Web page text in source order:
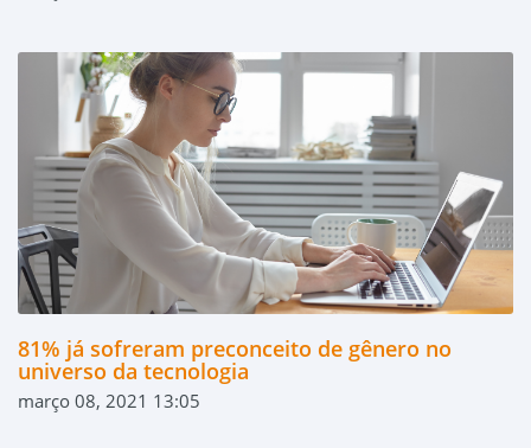
81% já sofreram preconceito de gênero no
universo da tecnologia
março 08, 2021 13:05